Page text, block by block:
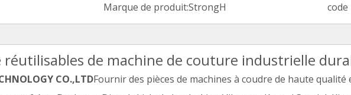
Marque de produit:StrongH
réutilisables de machine de couture industrielle
CO.,LTDFournir des pièces de machines à coudre de haute